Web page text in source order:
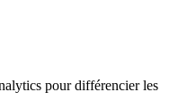
pour différencier les